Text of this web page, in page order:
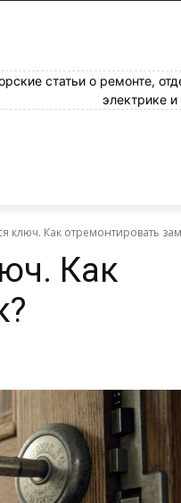
статьи о ремонте,
электрике
ключ. Как отремонтировать
Как